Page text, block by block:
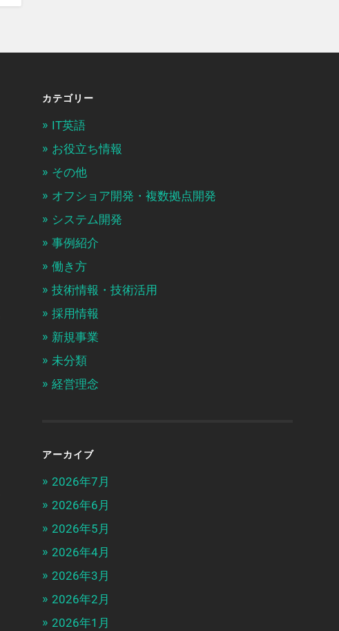
カテゴリー
IT英語
お役立ち情報
その他
オフショア開発・複数拠点開発
システム開発
事例紹介
働き方
技術情報・技術活用
採用情報
新規事業
未分類
経営理念
アーカイブ
2026年7月
2026年6月
2026年5月
2026年4月
2026年3月
2026年2月
2026年1月